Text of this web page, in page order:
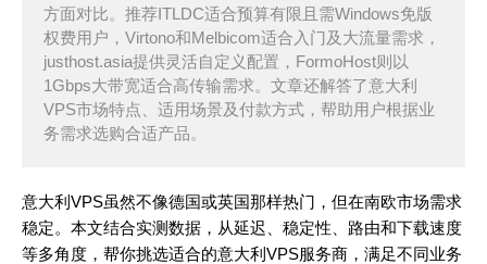
方面对比。推荐ITLDC适合预算有限且需Windows免版
权费用户，Virtono和Melbicom适合入门及大流量需求，
justhost.asia提供灵活自定义配置，FormoHost则以
1Gbps大带宽适合高传输需求。文章还解答了意大利
VPS市场特点、适用场景及付款方式，帮助用户根据业
务需求选购合适产品。
意大利VPS虽然不像德国或英国那样热门，但在南欧市场需求
稳定。本文结合实测数据，从延迟、稳定性、路由和下载速度
等多角度，帮你挑选适合的意大利VPS服务商，满足不同业务